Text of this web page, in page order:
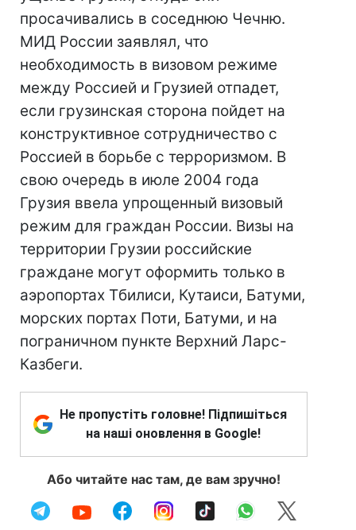
просачивались в соседнюю Чечню.
МИД России заявлял, что
необходимость в визовом режиме
между Россией и Грузией отпадет,
если грузинская сторона пойдет на
конструктивное сотрудничество с
Россией в борьбе с терроризмом. В
свою очередь в июле 2004 года
Грузия ввела упрощенный визовый
режим для граждан России. Визы на
территории Грузии российские
граждане могут оформить только в
аэропортах Тбилиси, Кутаиси, Батуми,
морских портах Поти, Батуми, и на
пограничном пункте Верхний Ларс-
Казбеги.
Не пропустіть головне! Підпишіться
на наші оновлення в Google!
Або читайте нас там, де вам зручно!